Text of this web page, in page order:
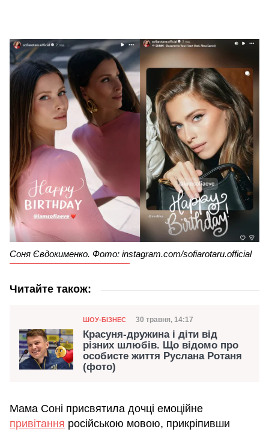
Соня Євдокименко. Фото: instagram.com/sofiarotaru.official
Читайте також:
Категорія
ШОУ-БІЗНЕС Дата публікації
30 травня, 14:17
Красуня-дружина і діти від
різних шлюбів. Що відомо про
особисте життя Руслана Ротаня
(фото)
Мама Соні присвятила дочці емоційне
привітання російською мовою, прикріпивши